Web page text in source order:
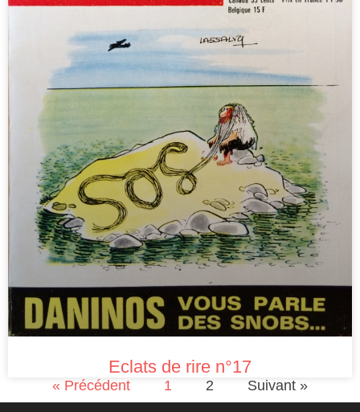
Eclats de rire n°17
« Précédent 1 2 Suivant »